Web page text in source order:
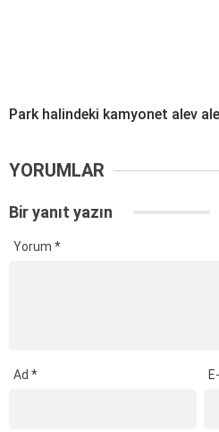
Park halindeki kamyonet alev
YORUMLAR
Bir yanıt yazın
Yorum *
Ad *